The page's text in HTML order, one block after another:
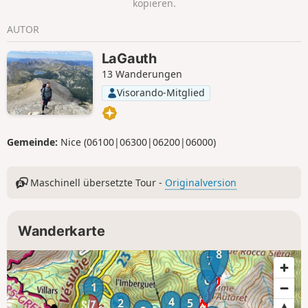
kopieren.
AUTOR
LaGauth
13 Wanderungen
Visorando-Mitglied
Gemeinde: Nice (06100|06300|06200|06000)
Maschinell übersetzte Tour - Originalversion
Wanderkarte
1
2
4 5
6
7 8